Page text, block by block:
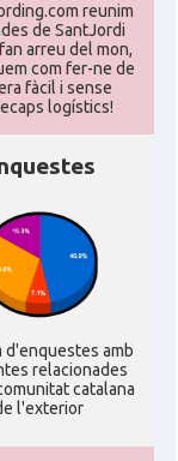
reunim
de SantJordi
arreu del mon,
com fer-ne de
fàcil i sense
logí­stics!
d'enquestes amb
relacionades
catalana
l'exterior